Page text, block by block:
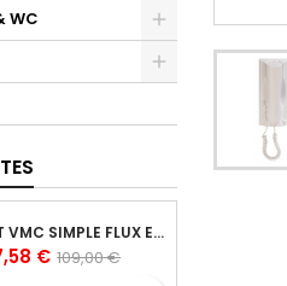
WC
KIT VMC SIMPLE FLUX EASYHOME AUTORÉGLABLE COMBLES CLASSIC LIVRÉ AVEC 3 GRILLES DE VENTILATION BIP
€ Prix
109,00 €